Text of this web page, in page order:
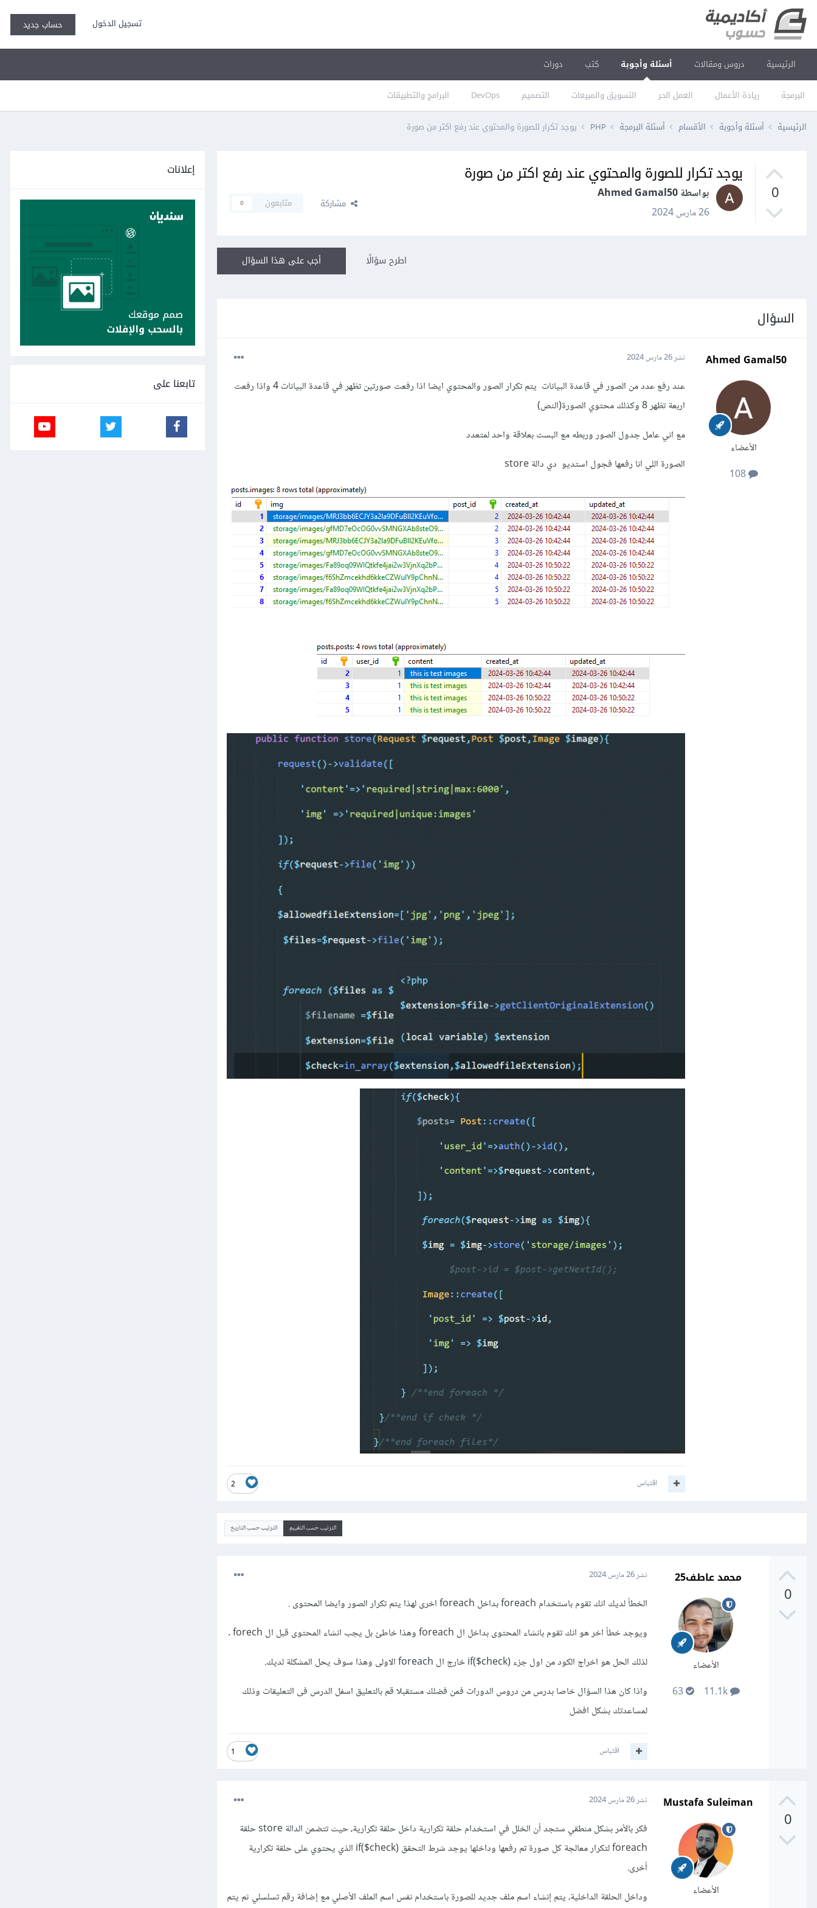
تسجيل الدخول حساب جديد
الرئيسية دروس ومقالات أسئلة وأجوبة
البرمجة ريادة الأعمال العمل الحر التسويق والمبيعات التصميم DevOps البرامج والتطبيقات
كتب دورات
الرئيسية أسئلة وأجوبة الأقسام أسئلة البرمجة PHP يوجد تكرار للصورة والمحتوي عند رفع اكتر من صورة
0
يوجد تكرار للصورة والمحتوي عند رفع اكتر من صورة
بواسطة Ahmed Gamal50
26 مارس 2024
مشاركة متابعون 0
أجب على هذا السؤال اطرح سؤالًا
السؤال
Ahmed Gamal50
الأعضاء
108
نشر26 مارس 2024
عند رفع عدد من الصور في قاعدة البيانات يتم تكرار الصور والمحتوي ايضا اذا رفعت صورتين تظهر في قاعدة البيانات 4 واذا رفعت
اربعة تظهر 8 وكذلك محتوي الصورة(النص)
مع اني عامل جدول الصور وربطه مع البست بعلاقة واحد لمتعدد
الصورة اللي انا رفعها فجول استديو دي دالة store
2 اقتباس
الترتيب حسب التقييم الترتيب حسب التاريخ
0
محمد عاطف25
الأعضاء
11.1k
63
نشر26 مارس 2024
الخطأ لديك انك تقوم باستخدام foreach بداخل foreach اخرى لهذا يتم تكرار الصور وايضا المحتوى .
ويوجد خطأ اخر هو انك تقوم بانشاء المحتوى بداخل ال foreach وهذا خاطئ بل يجب انشاء المحتوى قبل ال forech .
لذلك الحل هو اخراج الكود من اول جزء if($check) خارج ال foreach الاولى وهذا سوف يحل المشكلة لديك.
واذا كان هذا السؤال خاصا بدرس من دروس الدورات فمن فضلك مستقبلا قم بالتعليق اسفل الدرس فى التعليقات وذلك
لمساعدتك بشكل افضل
1 اقتباس
0
Mustafa Suleiman
الأعضاء
نشر26 مارس 2024
فكر بالأمر بشكل منطقي ستجد أن الخلل في استخدام حلقة تكرارية داخل حلقة تكرارية، حيث تتضمن الدالة store حلقة
foreach لتكرار معالجة كل صورة تم رفعها وداخلها يوجد شرط التحقق if($check) الذي يحتوي على حلقة تكرارية
أخرى.
وداخل الحلقة الداخلية، يتم إنشاء اسم ملف جديد للصورة باستخدام نفس اسم الملف الأصلي مع إضافة رقم تسلسلي ثم يتم
إعلانات
تابعنا على